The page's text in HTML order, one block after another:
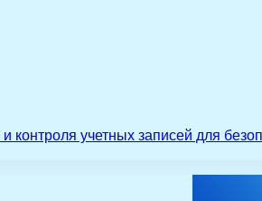
контроля учетных записей для